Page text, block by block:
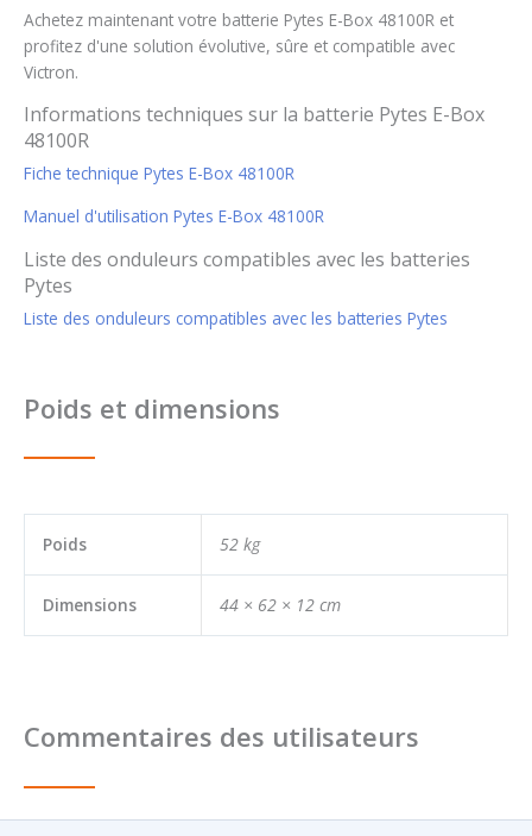
Achetez maintenant votre batterie Pytes E-Box 48100R et
profitez d'une solution évolutive, sûre et compatible avec
Victron.
Informations techniques sur la batterie Pytes E-Box
48100R
Fiche technique Pytes E-Box 48100R
Manuel d'utilisation Pytes E-Box 48100R
Liste des onduleurs compatibles avec les batteries
Pytes
Liste des onduleurs compatibles avec les batteries Pytes
Poids et dimensions
Poids 52 kg
Dimensions 44 × 62 × 12 cm
Commentaires des utilisateurs